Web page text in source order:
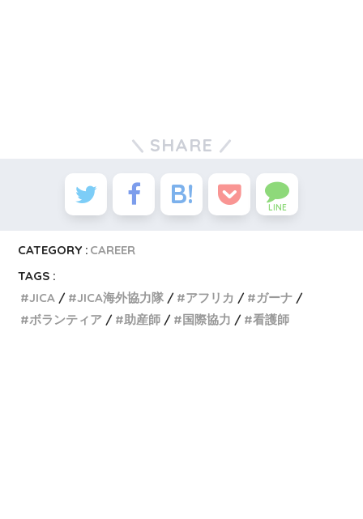
SHARE
LINE
CATEGORY : CAREER
TAGS :
JICA
JICA海外協力隊 アフリカ
ガーナ
ボランティア
助産師 国際協力 看護師